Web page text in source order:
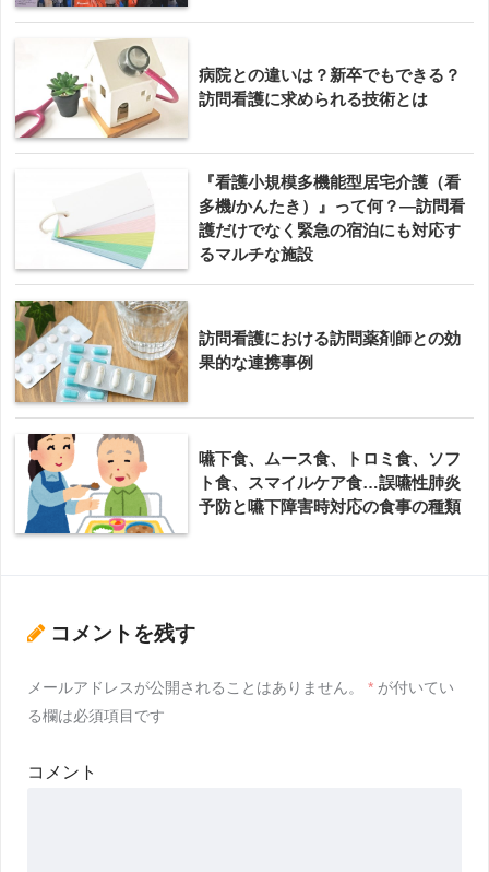
病院との違いは？新卒でもできる？
訪問看護に求められる技術とは
『看護小規模多機能型居宅介護（看
多機/かんたき）』って何？―訪問看
護だけでなく緊急の宿泊にも対応す
るマルチな施設
訪問看護における訪問薬剤師との効
果的な連携事例
嚥下食、ムース食、トロミ食、ソフ
ト食、スマイルケア食…誤嚥性肺炎
予防と嚥下障害時対応の食事の種類
コメントを残す
メールアドレスが公開されることはありません。 * が付いてい
る欄は必須項目です
コメント